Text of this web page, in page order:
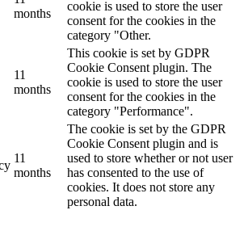
months
cookie is used to store the user
consent for the cookies in the
category "Other.
11
months
This cookie is set by GDPR
Cookie Consent plugin. The
cookie is used to store the user
consent for the cookies in the
category "Performance".
11
months
The cookie is set by the GDPR
Cookie Consent plugin and is
used to store whether or not user
has consented to the use of
cookies. It does not store any
personal data.